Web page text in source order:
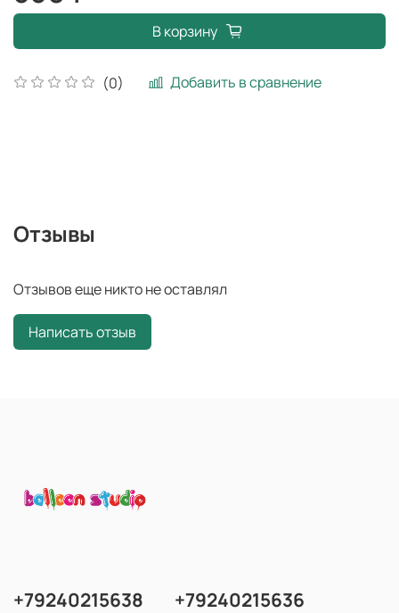
(0) Добавить в сравнение
В корзину
Отзывы
Отзывов еще никто не оставлял
Написать отзыв
+79240215638 +79240215636